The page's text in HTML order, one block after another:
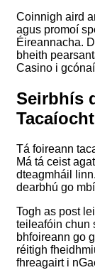
Coinnigh aird
agus promoí
Éireannacha.
bheith
Casino i
Seirbhís
Tá foireann
Má tá ceist
dteagmháil
dearbhú go
Togh as post
teileafóin chun
bhfoireann go
réitigh
fhreagairt i